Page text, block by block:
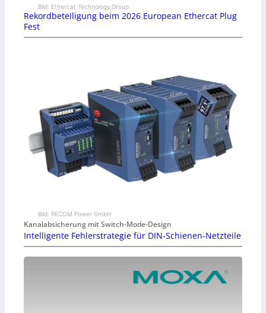
Bild: Ethercat Technology Group
Rekordbeteiligung beim 2026 European Ethercat Plug
Fest
Bild: RECOM Power GmbH
Kanalabsicherung mit Switch-Mode-Design
Intelligente Fehlerstrategie für DIN-Schienen-Netzteile